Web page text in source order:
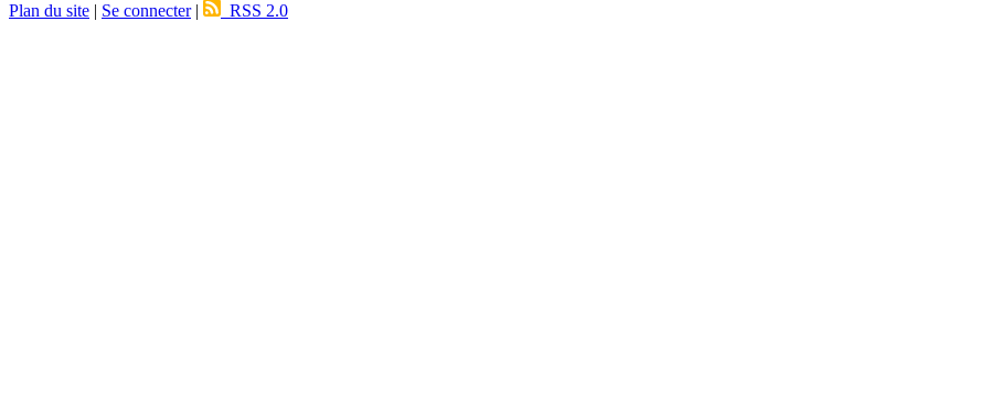
Plan du site | Se connecter| RSS 2.0